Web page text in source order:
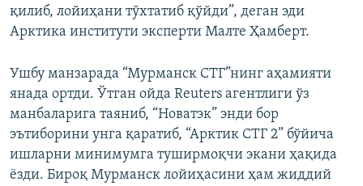
қилиб, лойиҳани тўхтатиб қўйди”, деган эди
Арктика институти эксперти Малте Ҳамберт.
Ушбу манзарада “Мурманск СТГ”нинг аҳамияти
янада ортди. Ўтган ойда Reuters агентлиги ўз
манбаларига таяниб, “Новатэк” энди бор
эътиборини унга қаратиб, “Арктик СТГ 2” бўйича
ишларни минимумга туширмоқчи экани ҳақида
ёзди. Бироқ Мурманск лойиҳасини ҳам жиддий